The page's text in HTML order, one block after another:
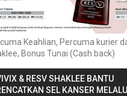
Keahlian, Percuma kurier
Bonus Tunai (Cash back)
& RESV SHAKLEE BANTU
SEL KANSER